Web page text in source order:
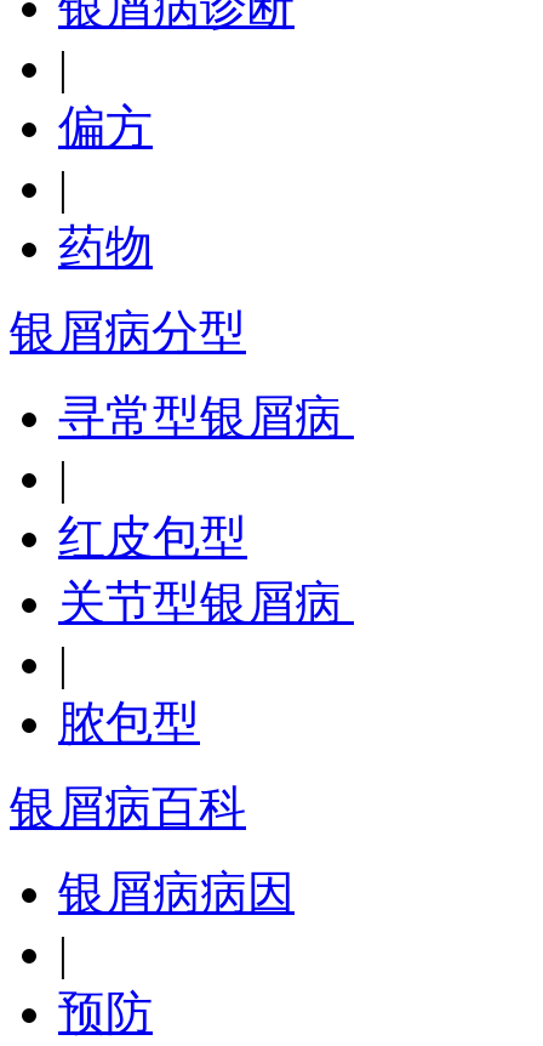
|
偏方
|
药物
银屑病分型
寻常型银屑病
|
红皮包型
关节型银屑病
|
脓包型
银屑病百科
银屑病病因
|
预防